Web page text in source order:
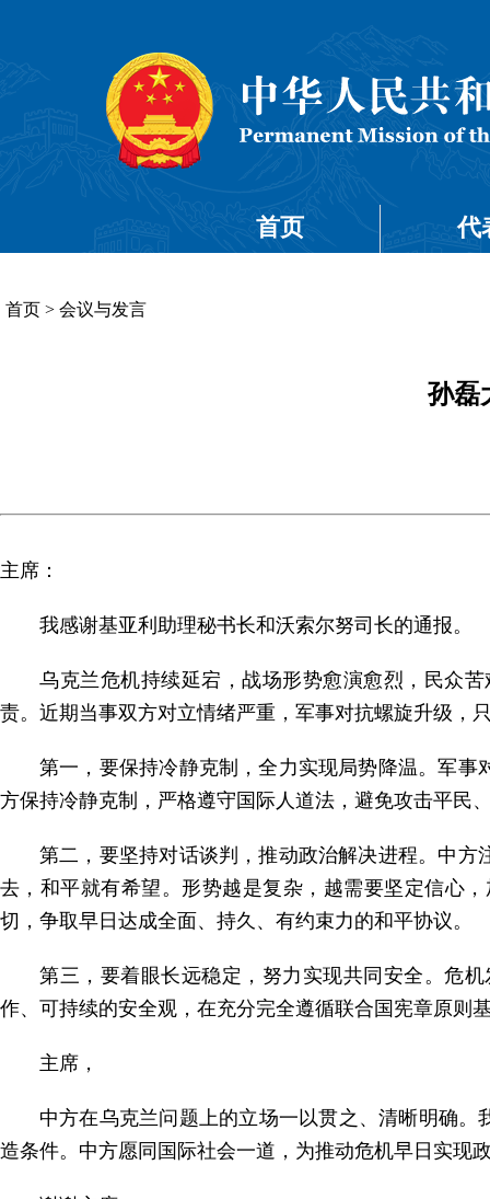
首页 代
首页 > 会议与发言
孙磊
主席：
我感谢基亚利助理秘书长和沃索尔努司长的通报。
乌克兰危机持续延宕，战场形势愈演愈烈，民众
责。近期当事双方对立情绪严重，军事对抗螺旋升级，
第一，要保持冷静克制，全力实现局势降温。军
方保持冷静克制，严格遵守国际人道法，避免攻击平民
第二，要坚持对话谈判，推动政治解决进程。中
去，和平就有希望。形势越是复杂，越需要坚定信心
切，争取早日达成全面、持久、有约束力的和平协议。
第三，要着眼长远稳定，努力实现共同安全。危
作、可持续的安全观，在充分完全遵循联合国宪章原则
主席，
中方在乌克兰问题上的立场一以贯之、清晰明确
造条件。中方愿同国际社会一道，为推动危机早日实现